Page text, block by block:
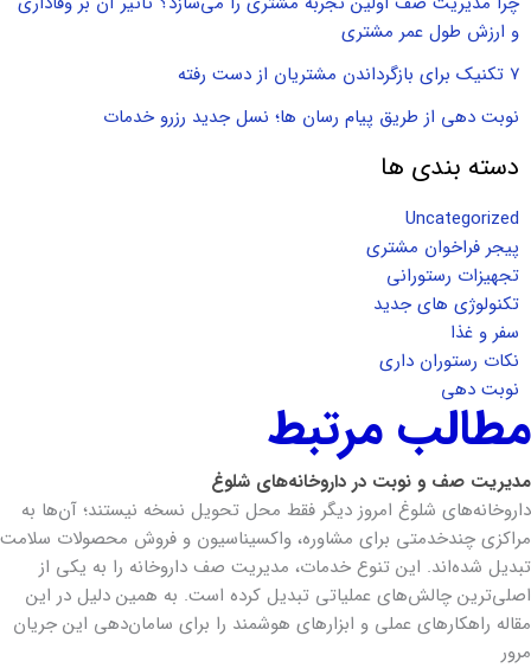
و ارزش طول عمر مشتری
۷ تکنیک برای بازگرداندن مشتریان از دست رفته
نوبت دهی از طریق پیام رسان ها؛ نسل جدید رزرو خدمات
دسته بندی ها
Uncategorized
پیجر فراخوان مشتری
تجهیزات رستورانی
تکنولوژی های جدید
سفر و غذا
نکات رستوران داری
نوبت دهی
مطالب مرتبط
مدیریت صف و نوبت در داروخانه‌های شلوغ
داروخانه‌های شلوغ امروز دیگر فقط محل تحویل نسخه نیستند؛ آن‌ها به
مراکزی چندخدمتی برای مشاوره، واکسیناسیون و فروش محصولات سلامت
تبدیل شده‌اند. این تنوع خدمات، مدیریت صف داروخانه را به یکی از
اصلی‌ترین چالش‌های عملیاتی تبدیل کرده است. به همین دلیل در این
مقاله راهکارهای عملی و ابزارهای هوشمند را برای سامان‌دهی این جریان
مرور